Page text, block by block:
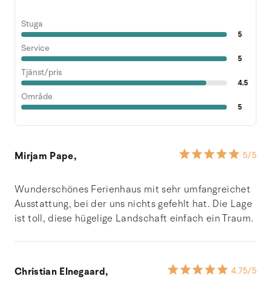
Stuga
5
Service
5
Tjänst/pris
4.5
Område
5
Mirjam Pape, 5/5
Wunderschönes Ferienhaus mit sehr umfangreichet
Ausstattung, bei der uns nichts gefehlt hat. Die Lage
ist toll, diese hügelige Landschaft einfach ein Traum.
Christian Elnegaard, 4.75/5